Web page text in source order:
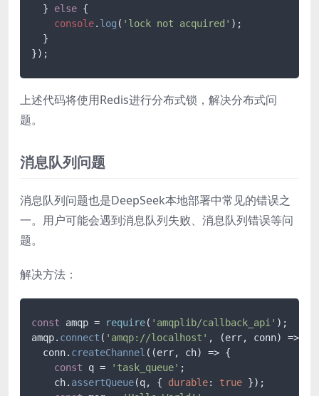
  }
else {
console. log ( 'lock not acquired' );
  }
上述代码将使用Redis进行分布式锁，解决分布式问
题。
消息队列问题
消息队列问题也是DeepSeek本地部署中常见的错误之
一。用户可能会遇到消息队列失败、消息队列错误等问
题。
解决方法：
const amqp = require( 'amqplib/callback_api' );
amqp. connect ( 'amqp://localhost' , (err, conn) =>
  conn.
createChannel ( (err, ch) => {
const q = 'task_queue' ;
    ch.
assertQueue(q, { durable: true });